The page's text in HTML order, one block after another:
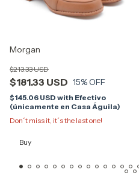
Morgan
$181.33 USD
$213.33 USD
15% OFF
$145.06 USD with Efectivo
(únicamente en Casa Águila)
Don´t miss it, it´s the last one!
Buy